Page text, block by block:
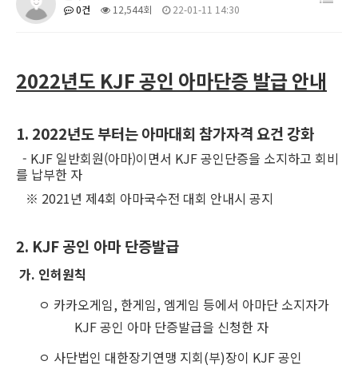
0건
12,544회 22-01-11 14:30
2022년도 KJF 공인 아마단증 발급 안내
1. 2022년도 부터는 아마대회 참가자격 요건 강화
- KJF 일반회원(아마)이면서 KJF 공인단증을 소지하고 회비
를 납부한 자
※ 2021년 제4회 아마국수전 대회 안내시 공지​
2. KJF공인 아마 단증발급
가. 인허원칙
ㅇ 카카오게임, 한게임, 엠게임 등에서 아마단 소지자가
KJF 공인 아마 단증발급을 신청한 자
ㅇ 사단법인 대한장기연맹 지회(부)장이 KJF공인